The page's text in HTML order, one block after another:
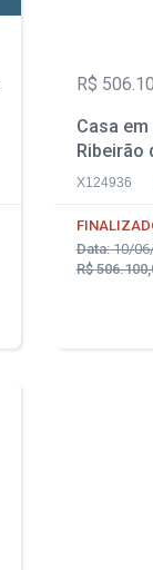
R$
Casa
Ribeirão
X124936
Data:10/
R$